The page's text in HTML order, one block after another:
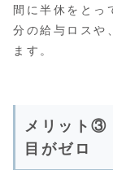
間に半休をとっ
分の給与ロスや
ます。
メリット③
目がゼロ